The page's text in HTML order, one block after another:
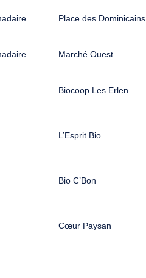
Place des Dominicains
Marché Ouest
Biocoop Les Erlen
L’Esprit Bio
Bio C’Bon
Cœur Paysan